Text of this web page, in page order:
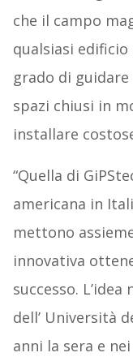
che il campo
qualsiasi
grado di
spazi chiusi in
installare
“Quella di
americana in
mettono
innovativa
successo.
dell’ Università
anni la sera e